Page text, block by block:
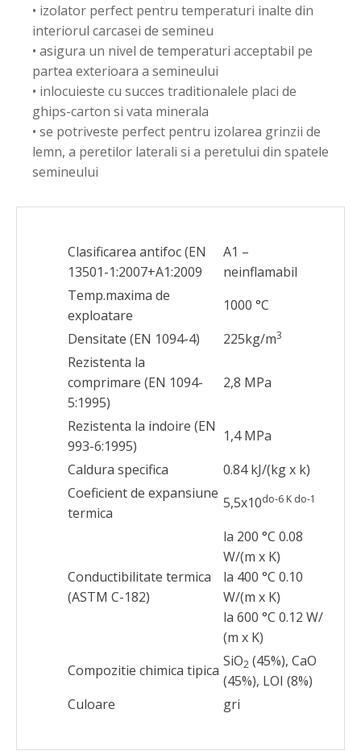
• izolator perfect pentru temperaturi inalte din
interiorul carcasei de semineu
• asigura un nivel de temperaturi acceptabil pe
partea exterioara a semineului
• inlocuieste cu succes traditionalele placi de
ghips-carton si vata minerala
• se potriveste perfect pentru izolarea grinzii de
lemn, a peretilor laterali si a peretului din spatele
semineului
Clasificarea antifoc (EN
13501-1:2007+A1:2009
A1 –
neinflamabil
Temp.maxima de
exploatare
1000 °C
Densitate (EN 1094-4)
225kg/m3
Rezistenta la
comprimare (EN 1094-
5:1995)
2,8 MPa
Rezistenta la indoire (EN
993-6:1995)
1,4 MPa
Caldura specifica
0.84 kJ/(kg x k)
Coeficient de expansiune
termica
5,5x10do-6 K do-1
Conductibilitate termica
(ASTM C-182)
la 200 °C 0.08
W/(m x K)
la 400 °C 0.10
W/(m x K)
la 600 °C 0.12 W/
(m x K)
Compozitie chimica tipica
SiO2 (45%), CaO
(45%), LOI (8%)
Culoare
gri